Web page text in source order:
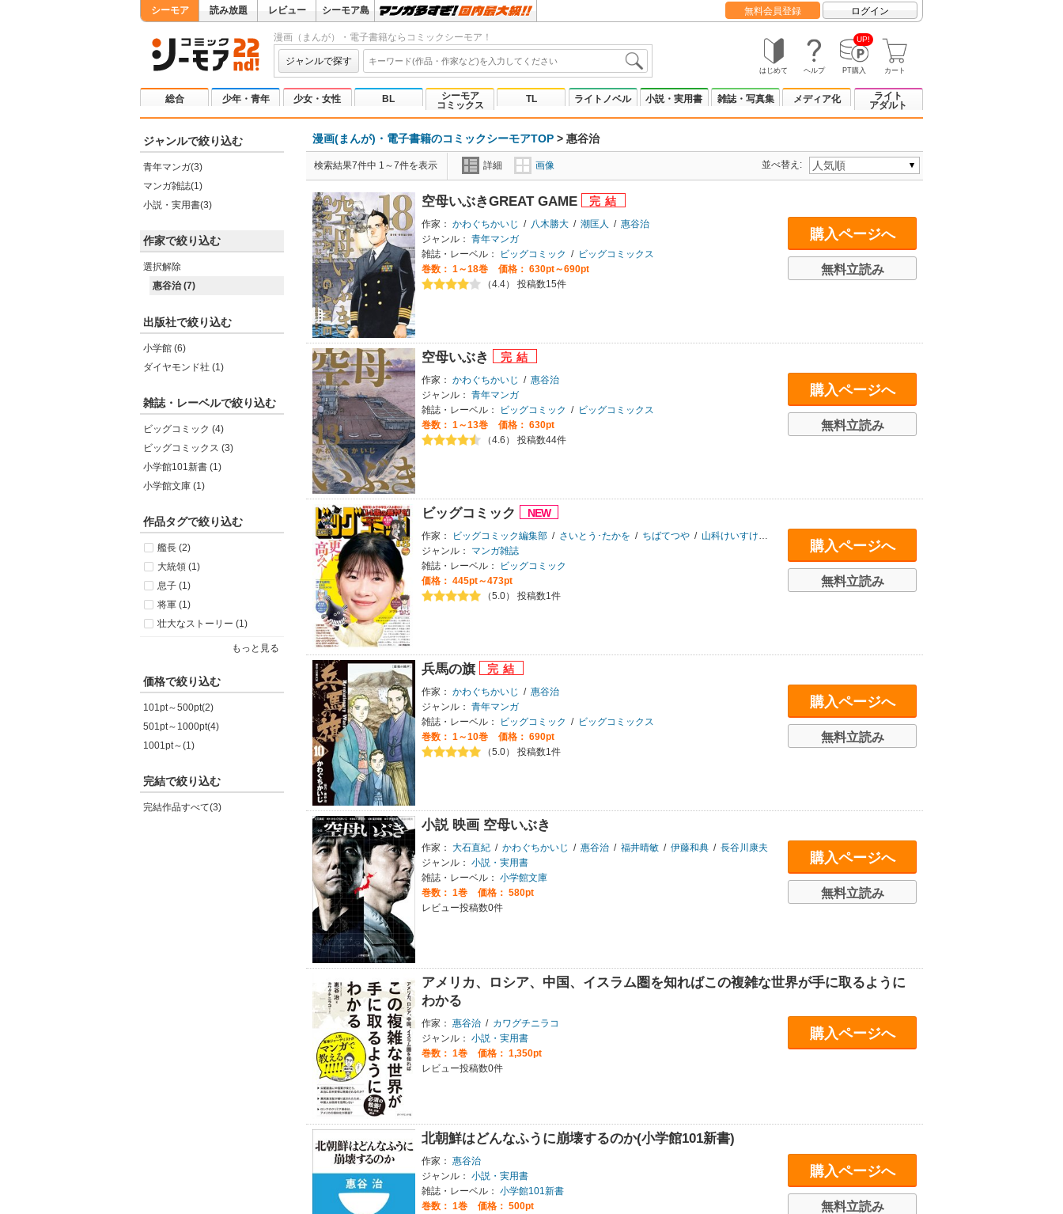
シーモア 読み放題 レビュー シーモア島 無料会員登録 ログイン
漫画（まんが）・電子書籍ならコミックシーモア！
ジャンルで探す
はじめて ヘルプ
UP!
PT購入 カート
総合 少年・青年 少女・女性 BL
シーモア
コミックス
TL ライトノベル 小説・実用書 雑誌・写真集 メディア化
ライト
アダルト
ジャンルで絞り込む
青年マンガ(3)
マンガ雑誌(1)
小説・実用書(3)
作家で絞り込む
選択解除
惠谷治 (7)
出版社で絞り込む
小学館 (6)
ダイヤモンド社 (1)
雑誌・レーベルで絞り込む
ビッグコミック (4)
ビッグコミックス (3)
小学館101新書 (1)
小学館文庫 (1)
作品タグで絞り込む
艦長 (2)
大統領 (1)
息子 (1)
将軍 (1)
壮大なストーリー (1)
もっと見る
価格で絞り込む
101pt～500pt(2)
501pt～1000pt(4)
1001pt～(1)
完結で絞り込む
完結作品すべて(3)
漫画(まんが)・電子書籍のコミックシーモアTOP > 惠谷治
検索結果7件中 1～7件を表示 詳細 画像 並べ替え:
空母いぶきGREAT GAME
作家： かわぐちかいじ / 八木勝大 / 潮匡人 / 惠谷治
ジャンル： 青年マンガ
雑誌・レーベル：
ビッグコミック /
ビッグコミックス
巻数： 1～18巻
価格： 630pt～690pt
（4.4） 投稿数15件
購入ページへ
無料立読み
空母いぶき
作家： かわぐちかいじ / 惠谷治
ジャンル： 青年マンガ
雑誌・レーベル：
ビッグコミック /
ビッグコミックス
巻数： 1～13巻
価格： 630pt
（4.6） 投稿数44件
購入ページへ
無料立読み
ビッグコミック
作家： ビッグコミック編集部 / さいとう･たかを / ちばてつや / 山科けいすけ / かわぐちかいじ
ジャンル：
マンガ雑誌
雑誌・レーベル：
ビッグコミック
価格： 445pt～473pt
（5.0） 投稿数1件
購入ページへ
無料立読み
兵馬の旗
作家： かわぐちかいじ / 惠谷治
ジャンル： 青年マンガ
雑誌・レーベル：
ビッグコミック /
ビッグコミックス
巻数： 1～10巻
価格： 690pt
（5.0） 投稿数1件
購入ページへ
無料立読み
小説 映画 空母いぶき
作家： 大石直紀 / かわぐちかいじ / 惠谷治 / 福井晴敏 / 伊藤和典 / 長谷川康夫
ジャンル： 小説・実用書
雑誌・レーベル： 小学館文庫
巻数： 1巻
価格： 580pt
レビュー投稿数0件
購入ページへ
無料立読み
アメリカ、ロシア、中国、イスラム圏を知ればこの複雑な世界が手に取るように
わかる
作家： 惠谷治 / カワグチニラコ
ジャンル： 小説・実用書
巻数： 1巻
価格： 1,350pt
レビュー投稿数0件
購入ページへ
北朝鮮はどんなふうに崩壊するのか(小学館101新書)
作家： 惠谷治
ジャンル： 小説・実用書
雑誌・レーベル： 小学館101新書
巻数： 1巻
価格： 500pt
購入ページへ
無料立読み